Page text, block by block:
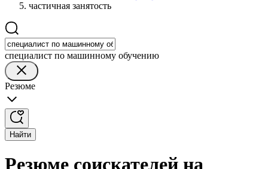
частичная занятость
специалист по машинному обучению
Резюме
Найти
Резюме соискателей на